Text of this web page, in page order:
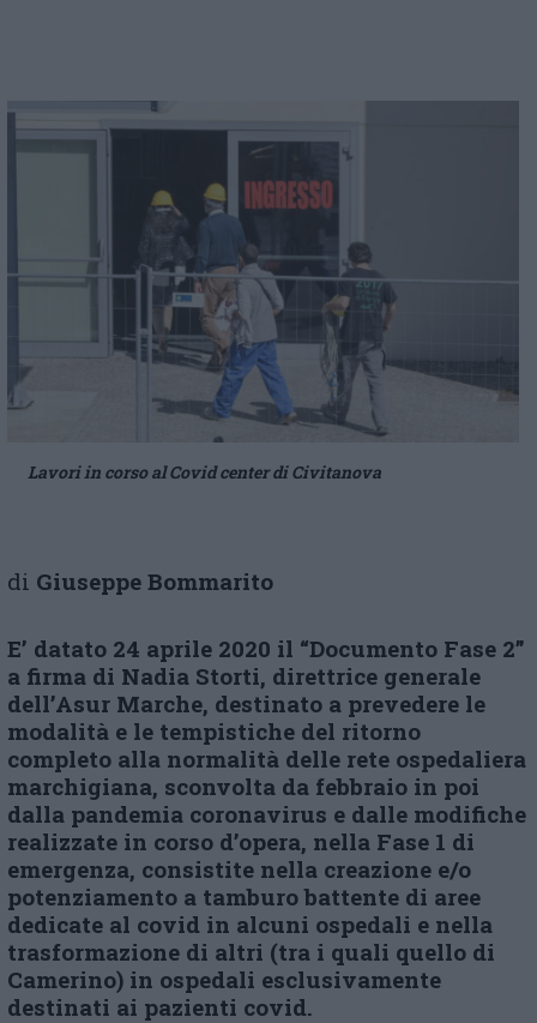
Lavori in corso al Covid center di Civitanova
di Giuseppe Bommarito
E’ datato 24 aprile 2020 il “Documento Fase 2”
a firma di Nadia Storti, direttrice generale
dell’Asur Marche, destinato a prevedere le
modalità e le tempistiche del ritorno
completo alla normalità delle rete ospedaliera
marchigiana, sconvolta da febbraio in poi
dalla pandemia coronavirus e dalle modifiche
realizzate in corso d’opera, nella Fase 1 di
emergenza, consistite nella creazione e/o
potenziamento a tamburo battente di aree
dedicate al covid in alcuni ospedali e nella
trasformazione di altri (tra i quali quello di
Camerino) in ospedali esclusivamente
destinati ai pazienti covid.